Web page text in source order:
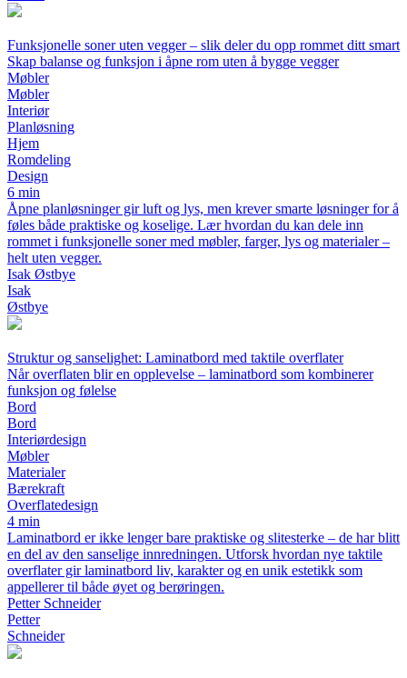
Funksjonelle soner uten vegger – slik deler du opp rommet ditt smart
Skap balanse og funksjon i åpne rom uten å bygge vegger
Møbler
Møbler
Interiør
Planløsning
Hjem
Romdeling
Design
6 min
Åpne planløsninger gir luft og lys, men krever smarte løsninger for å
føles både praktiske og koselige. Lær hvordan du kan dele inn
rommet i funksjonelle soner med møbler, farger, lys og materialer –
helt uten vegger.
Isak Østbye
Isak
Østbye
Struktur og sanselighet: Laminatbord med taktile overflater
Når overflaten blir en opplevelse – laminatbord som kombinerer
funksjon og følelse
Bord
Bord
Interiørdesign
Møbler
Materialer
Bærekraft
Overflatedesign
4 min
Laminatbord er ikke lenger bare praktiske og slitesterke – de har blitt
en del av den sanselige innredningen. Utforsk hvordan nye taktile
overflater gir laminatbord liv, karakter og en unik estetikk som
appellerer til både øyet og berøringen.
Petter Schneider
Petter
Schneider